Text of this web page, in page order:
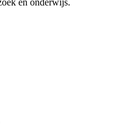
en onderwijs.